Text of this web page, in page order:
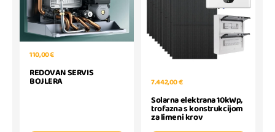
110,00 €
REDOVAN SERVIS
BOJLERA 7.442,00 €
Solarna elektrana 10kWp,
trofazna s konstrukcijom
za limeni krov